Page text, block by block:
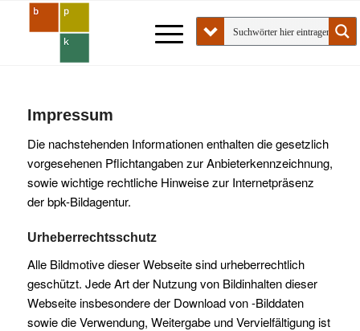
Impressum
Die nachstehenden Informationen enthalten die gesetzlich
vorgesehenen Pflichtangaben zur Anbieterkennzeichnung,
sowie wichtige rechtliche Hinweise zur Internetpräsenz
der bpk-Bildagentur.
Urheberrechtsschutz
Alle Bildmotive dieser Webseite sind urheberrechtlich
geschützt. Jede Art der Nutzung von Bildinhalten dieser
Webseite insbesondere der Download von -Bilddaten
sowie die Verwendung, Weitergabe und Vervielfältigung ist